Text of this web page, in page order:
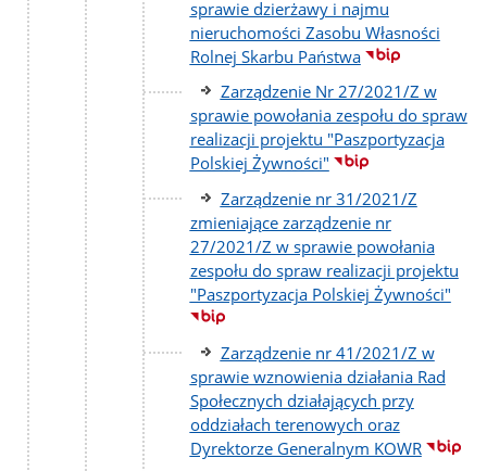
sprawie dzierżawy i najmu
nieruchomości Zasobu Własności
Rolnej Skarbu Państwa
Zarządzenie Nr 27/2021/Z w
sprawie powołania zespołu do spraw
realizacji projektu "Paszportyzacja
Polskiej Żywności"
Zarządzenie nr 31/2021/Z
zmieniające zarządzenie nr
27/2021/Z w sprawie powołania
zespołu do spraw realizacji projektu
"Paszportyzacja Polskiej Żywności"
Zarządzenie nr 41/2021/Z w
sprawie wznowienia działania Rad
Społecznych działających przy
oddziałach terenowych oraz
Dyrektorze Generalnym KOWR